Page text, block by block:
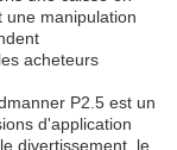
une manipulation
acheteurs
P2.5 est un
d'application
divertissement, le